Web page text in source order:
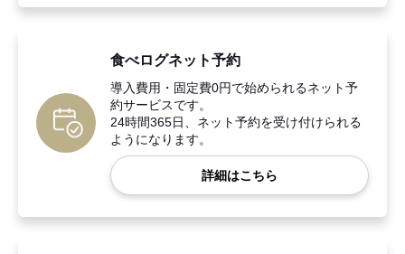
食べログネット予約
導入費用・固定費0円で始められるネット予
約サービスです。
24時間365日、ネット予約を受け付けられる
ようになります。
詳細はこちら